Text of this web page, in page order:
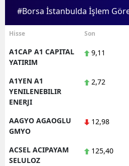
#Borsa İstanbulda İşlem
Hisse Son
A1CAP A1 CAPITAL
YATIRIM
9,11
A1YEN A1
YENILENEBILIR
ENERJI
2,72
AAGYO AGAOGLU
GMYO
12,98
ACSEL ACIPAYAM
SELULOZ
125,40